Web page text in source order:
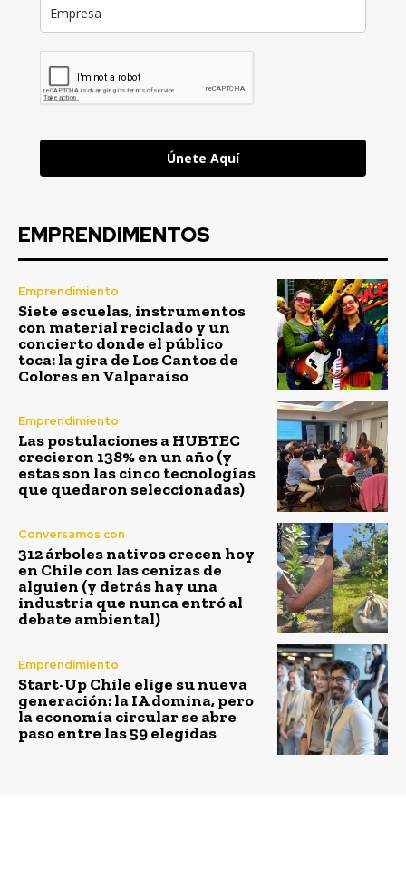
Únete Aquí
EMPRENDIMENTOS
Emprendimiento
Siete escuelas, instrumentos
con material reciclado y un
concierto donde el público
toca: la gira de Los Cantos de
Colores en Valparaíso
Emprendimiento
Las postulaciones a HUBTEC
crecieron 138% en un año (y
estas son las cinco tecnologías
que quedaron seleccionadas)
Conversamos con
312 árboles nativos crecen hoy
en Chile con las cenizas de
alguien (y detrás hay una
industria que nunca entró al
debate ambiental)
Emprendimiento
Start-Up Chile elige su nueva
generación: la IA domina, pero
la economía circular se abre
paso entre las 59 elegidas